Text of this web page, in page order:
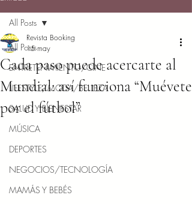
All Posts
ENTRETENIMIENTO/CINE
LIFESTYLE/MODA/BELLEZA
SALUD Y BIENESTAR
MÚSICA
DEPORTES
NEGOCIOS/TECNOLOGÍA
MAMÁS Y BEBÉS
All Posts
Cada paso puede acercarte al
Mundial: así funciona “Muévete
por el fútbol”
Revista Booking
15 may